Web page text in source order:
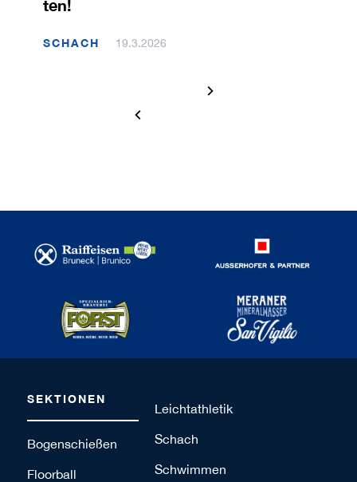
ten!
SCHACH 19.3.2026
SEKTIONEN
Bogenschießen
Floorball
Leichtathletik
Schach
Schwimmen